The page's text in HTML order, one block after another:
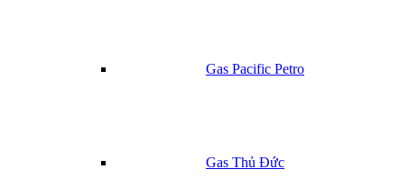
Gas Pacific Petro
Gas Thủ Đức